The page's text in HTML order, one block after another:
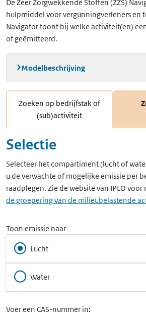
De Zeer Zorgwekkende Stoffen (ZZS)
hulpmiddel voor vergunningverleners en
Navigator toont bij welke activiteit(en)
of geëmitteerd.
Modelbeschrijving
Zoeken op bedrijfstak of
(sub)activiteit
Selectie
Selecteer het compartiment (lucht of
u de verwachte of mogelijke emissie per
raadplegen. Zie de website van IPLO voor
de groepering van de milieubelastende
Toon emissie naar
Lucht
Water
Voer een CAS-nummer in: